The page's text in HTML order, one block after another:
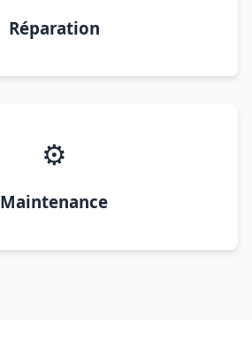
Réparation
⚙️
Maintenance